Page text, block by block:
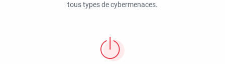
tous types de cybermenaces.